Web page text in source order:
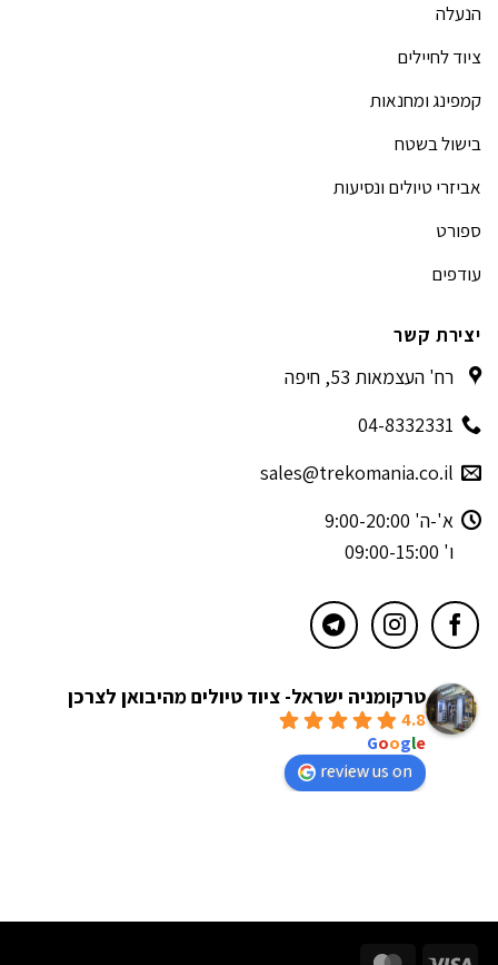
הנעלה
ציוד לחיילים
קמפינג ומחנאות
בישול בשטח
אביזרי טיולים ונסיעות
ספורט
עודפים
יצירת קשר
רח' העצמאות 53, חיפה
04-8332331
sales@trekomania.co.il
א'-ה' 9:00-20:00
ו' 09:00-15:00
טרקומניה ישראל- ציוד טיולים מהיבואן לצרכן
4.8
Google
review us on